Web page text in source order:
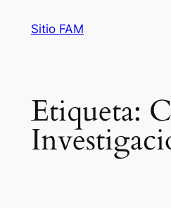
Sitio FAM
Etiqueta: